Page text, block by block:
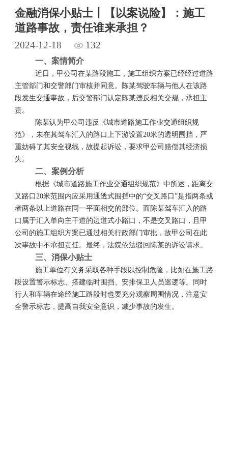
金融消保小贴士丨【以案说险】：施工
道路事故，责任谁来承担？
2024-12-18 132
一、案情简介
近日，甲公司在某路段施工，施工组织方案已经经过道路
主管部门和交警部门审核并同意。陈某驾驶车辆与他人在该路
段发生交通事故，后交警部门认定陈某违反相关交规，承担主
责。
陈某认为甲公司违反《城市道路施工作业交通组织规
范》，未在其驾车汇入的路口上下游设置20米的透明围挡，严
重妨碍了其安全视线，故提起诉讼，要求甲公司赔偿其经济损
失。
二、案例分析
根据《城市道路施工作业交通组织规范》中所述，距离交
叉路口 20米范围内应采用通透式围挡中的“交叉路口”是指两条或
者两条以上道路在同一平面相交的部位。而陈某驾车汇入的路
口属于汇入单向主干道的边道式小路口，不是交叉路口，且甲
公司的施工组织方案已通过相关行政部门审批，故甲公司在此
次事故中不承担责任。最终，法院依法驳回陈某的诉讼请求。
三、消保小贴士
施工单位有义务采取各种手段以控制危险，比如在施工路
段设置警示标志、搭建临时围挡、安排保卫人员巡逻等。同时
行人和车辆在途经施工路段时也要充分观察周围情况，注意安
全警示标志，提高自我安全意识，减少事故的发生。